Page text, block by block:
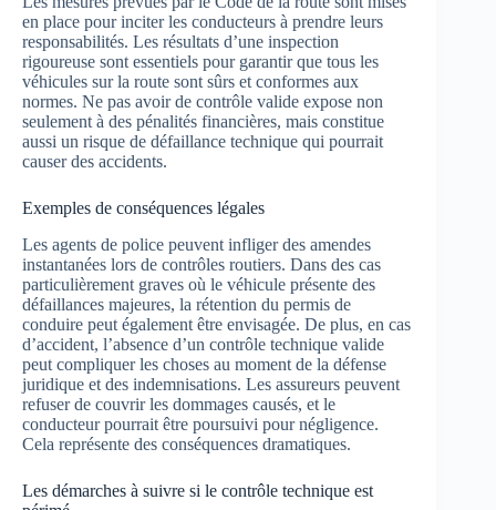
en place pour inciter les conducteurs à prendre leurs
responsabilités. Les résultats d’une inspection
rigoureuse sont essentiels pour garantir que tous les
véhicules sur la route sont sûrs et conformes aux
normes. Ne pas avoir de contrôle valide expose non
seulement à des pénalités financières, mais constitue
aussi un risque de défaillance technique qui pourrait
causer des accidents.
Exemples de conséquences légales
Les agents de police peuvent infliger des amendes
instantanées lors de contrôles routiers. Dans des cas
particulièrement graves où le véhicule présente des
défaillances majeures, la rétention du permis de
conduire peut également être envisagée. De plus, en cas
d’accident, l’absence d’un contrôle technique valide
peut compliquer les choses au moment de la défense
juridique et des indemnisations. Les assureurs peuvent
refuser de couvrir les dommages causés, et le
conducteur pourrait être poursuivi pour négligence.
Cela représente des conséquences dramatiques.
Les démarches à suivre si le contrôle technique est